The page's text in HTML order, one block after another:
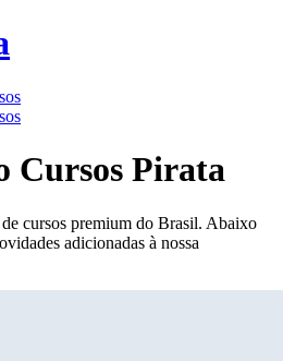
Cursos Pirata
cursos premium do Brasil. Abaixo
adicionadas à nossa